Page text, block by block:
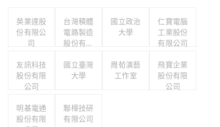
英業達股
份有限公
司
台灣積體
電路製造
股份有限
國立政治
大學
仁寶電腦
工業股份
有限公司
友訊科技
股份有限
公司
國立臺灣
大學
周荀演藝
工作室
飛寶企業
股份有限
公司
明基電通
股份有限
聯樺技研
有限公司